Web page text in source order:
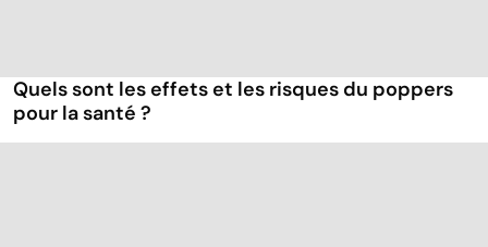
Quels sont les effets et les risques du poppers
pour la santé ?